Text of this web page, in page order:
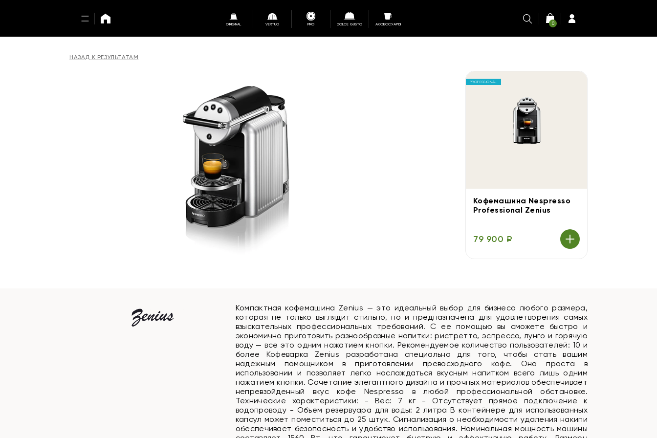
ORIGINAL VERTUO PRO DOLCE GUSTO АКСЕССУАРЫ 0
НАЗАД К РЕЗУЛЬТАТАМ
PROFESSIONAL
Кофемашина Nespresso
Professional Zenius
79 900 ₽
Компактная кофемашина Zenius — это идеальный выбор для бизнеса любого размера,
которая не только выглядит стильно, но и предназначена для удовлетворения самых
взыскательных профессиональных требований. С ее помощью вы сможете быстро и
экономично приготовить разнообразные напитки: ристретто, эспрессо, лунго и горячую
воду — все это одним нажатием кнопки. Рекомендуемое количество пользователей: 10 и
более Кофеварка Zenius разработана специально для того, чтобы стать вашим
надежным помощником в приготовлении превосходного кофе. Она проста в
использовании и позволяет легко наслаждаться вкусным напитком всего лишь одним
нажатием кнопки. Сочетание элегантного дизайна и прочных материалов обеспечивает
непревзойденный вкус кофе Nespresso в любой профессиональной обстановке.
Технические характеристики: - Вес: 7 кг - Отсутствует прямое подключение к
водопроводу - Объем резервуара для воды: 2 литра В контейнере для использованных
капсул может поместиться до 25 штук. Сигнализация о необходимости удаления накипи
обеспечивает безопасность и удобство использования. Номинальная мощность машины